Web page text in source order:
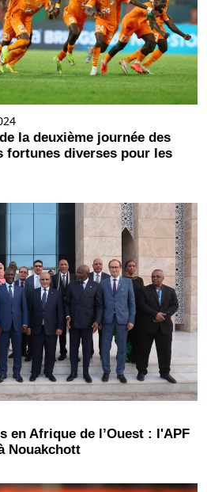
la deuxième journée des
fortunes diverses pour les
en Afrique de l’Ouest : l'APF
Nouakchott